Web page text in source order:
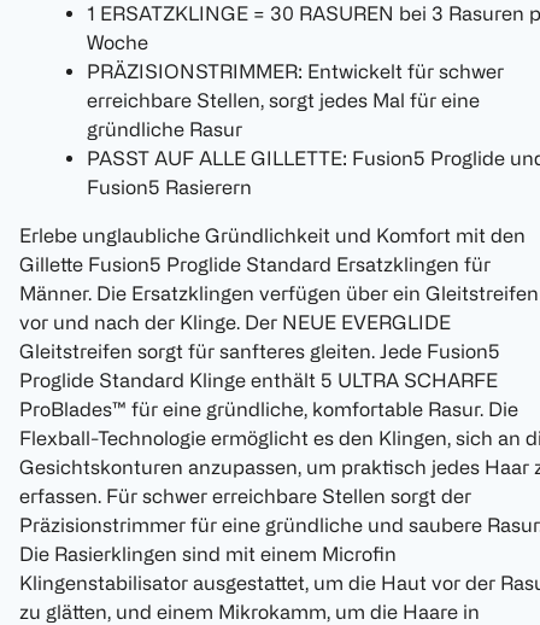
1 ERSATZKLINGE = 30 RASUREN bei 3 Rasuren
Woche
PRÄZISIONSTRIMMER: Entwickelt für schwer
erreichbare Stellen, sorgt jedes Mal für eine
gründliche Rasur
PASST AUF ALLE GILLETTE: Fusion5 Proglide
Fusion5 Rasierern
Erlebe unglaubliche Gründlichkeit und Komfort mit den
Gillette Fusion5 Proglide Standard Ersatzklingen für
Männer. Die Ersatzklingen verfügen über ein Gleitstreifen
vor und nach der Klinge. Der NEUE EVERGLIDE
Gleitstreifen sorgt für sanfteres gleiten. Jede Fusion5
Proglide Standard Klinge enthält 5 ULTRA SCHARFE
ProBlades™ für eine gründliche, komfortable Rasur. Die
Flexball-Technologie ermöglicht es den Klingen, sich an
Gesichtskonturen anzupassen, um praktisch jedes Haar
erfassen. Für schwer erreichbare Stellen sorgt der
Präzisionstrimmer für eine gründliche und saubere
Die Rasierklingen sind mit einem Microfin
Klingenstabilisator ausgestattet, um die Haut vor der
zu glätten, und einem Mikrokamm, um die Haare in